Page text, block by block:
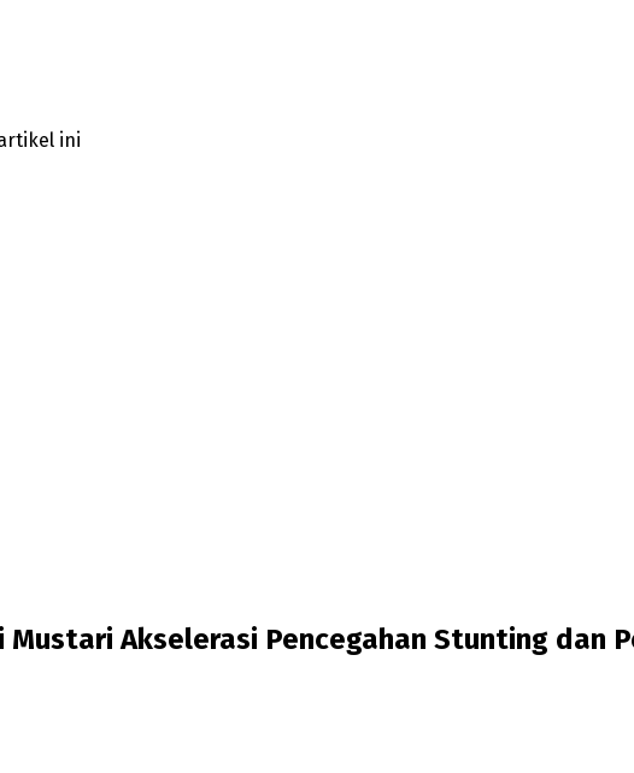
ini
Akselerasi Pencegahan Stunting dan